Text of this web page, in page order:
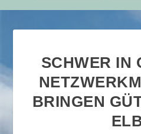
SCHWER IN
BRINGEN